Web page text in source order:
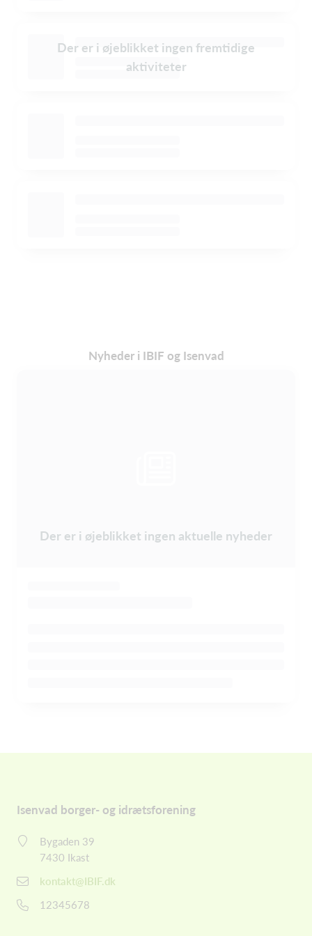
Der er i øjeblikket ingen fremtidige
aktiviteter
Nyheder i IBIF og Isenvad
Der er i øjeblikket ingen aktuelle nyheder
Isenvad borger- og idrætsforening
Bygaden 39
7430 Ikast
kontakt@IBIF.dk
12345678